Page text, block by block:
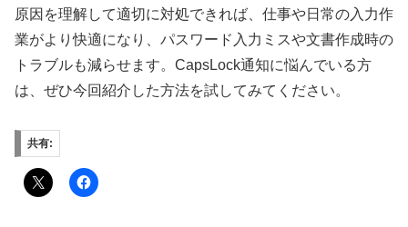
原因を理解して適切に対処できれば、仕事や日常の入力作
業がより快適になり、パスワード入力ミスや文書作成時の
トラブルも減らせます。CapsLock通知に悩んでいる方
は、ぜひ今回紹介した方法を試してみてください。
共有: